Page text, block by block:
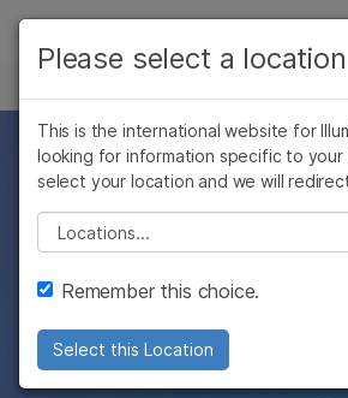
Skip to content
학습
회사
추천 링크
온비드
태그멘테이션
라이브러리 준
단축
있습니다. 주요 관심 분야를 선
암 연구
미생물학 연구
농업유전체학 연구
복합 질환 연구
임
생
유
Please select a location
This is the international website for
looking for information specific to your
select your location and we will
Please select a location
Remember this choice.
Select this Location